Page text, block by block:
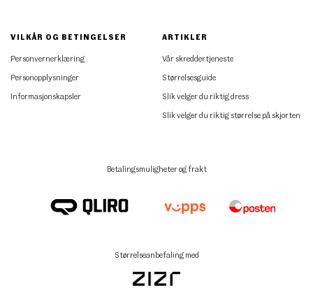
VILKÅR OG BETINGELSER
Personvernerklæring
Personopplysninger
Informasjonskapsler
ARTIKLER
Vår skreddertjeneste
Størrelsesguide
Slik velger du riktig dress
Slik velger du riktig størrelse på skjorten
Betalingsmuligheter og frakt
Størrelseanbefaling med